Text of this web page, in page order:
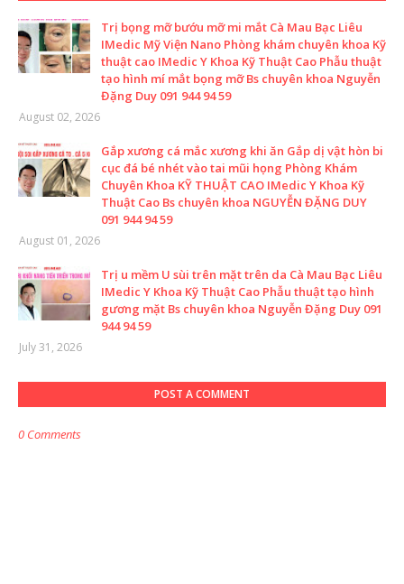
Trị bọng mỡ bướu mỡ mi mắt Cà Mau Bạc Liêu
IMedic Mỹ Viện Nano Phòng khám chuyên khoa Kỹ
thuật cao IMedic Y Khoa Kỹ Thuật Cao Phẫu thuật
tạo hình mí mắt bọng mỡ Bs chuyên khoa Nguyễn
Đặng Duy 091 944 94 59
August 02, 2026
Gắp xương cá mắc xương khi ăn Gắp dị vật hòn bi
cục đá bé nhét vào tai mũi họng Phòng Khám
Chuyên Khoa KỸ THUẬT CAO IMedic Y Khoa Kỹ
Thuật Cao Bs chuyên khoa NGUYỄN ĐẶNG DUY
091 944 94 59
August 01, 2026
Trị u mềm U sùi trên mặt trên da Cà Mau Bạc Liêu
IMedic Y Khoa Kỹ Thuật Cao Phẫu thuật tạo hình
gương mặt Bs chuyên khoa Nguyễn Đặng Duy 091
944 94 59
July 31, 2026
POST A COMMENT
0 Comments